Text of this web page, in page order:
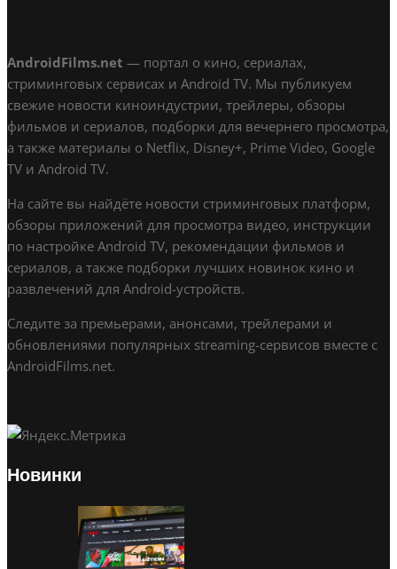
AndroidFilms.net — портал о кино, сериалах,
стриминговых сервисах и Android TV. Мы публикуем
свежие новости киноиндустрии, трейлеры, обзоры
фильмов и сериалов, подборки для вечернего просмотра,
а также материалы о Netflix, Disney+, Prime Video, Google
TV и Android TV.
На сайте вы найдёте новости стриминговых платформ,
обзоры приложений для просмотра видео, инструкции
по настройке Android TV, рекомендации фильмов и
сериалов, а также подборки лучших новинок кино и
развлечений для Android-устройств.
Следите за премьерами, анонсами, трейлерами и
обновлениями популярных streaming-сервисов вместе с
AndroidFilms.net.
Новинки